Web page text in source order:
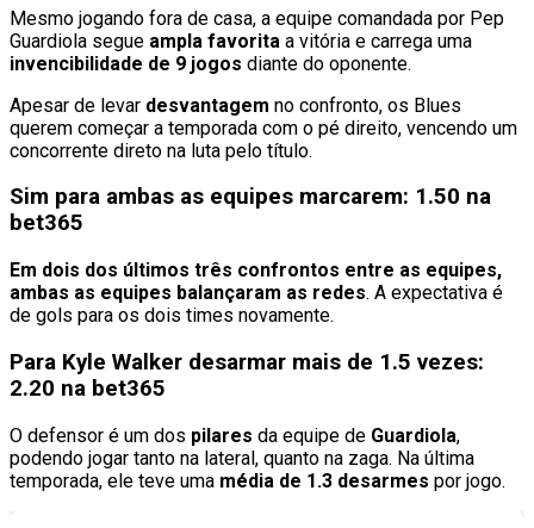
Mesmo jogando fora de casa, a equipe comandada por Pep
Guardiola segue ampla favorita a vitória e carrega uma
invencibilidade de 9 jogos diante do oponente.
Apesar de levar desvantagem no confronto, os Blues
querem começar a temporada com o pé direito, vencendo um
concorrente direto na luta pelo título.
Sim para ambas as equipes marcarem: 1.50 na
bet365
Em dois dos últimos três confrontos entre as equipes,
ambas as equipes balançaram as redes. A expectativa é
de gols para os dois times novamente.
Para Kyle Walker desarmar mais de 1.5 vezes:
2.20 na bet365
O defensor é um dos pilares da equipe de Guardiola,
podendo jogar tanto na lateral, quanto na zaga. Na última
temporada, ele teve uma média de 1.3 desarmes por jogo.